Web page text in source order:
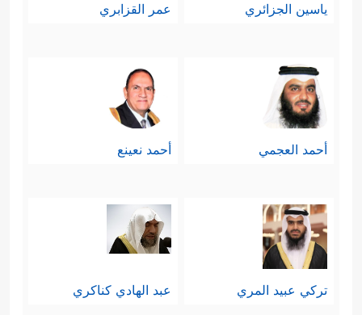
ياسين الجزائري عمر القزابري
أحمد العجمي أحمد نعينع
تركي عبيد المري عبد الهادي كناكري